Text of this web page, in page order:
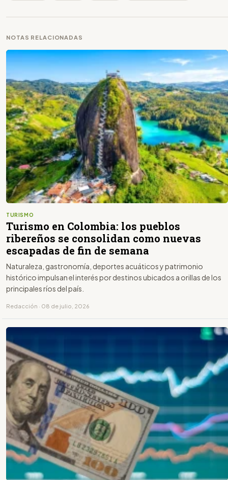
NOTAS RELACIONADAS
TURISMO
Turismo en Colombia: los pueblos
ribereños se consolidan como nuevas
escapadas de fin de semana
Naturaleza, gastronomía, deportes acuáticos y patrimonio
histórico impulsan el interés por destinos ubicados a orillas de los
principales ríos del país.
Redacción · 08 de julio, 2026